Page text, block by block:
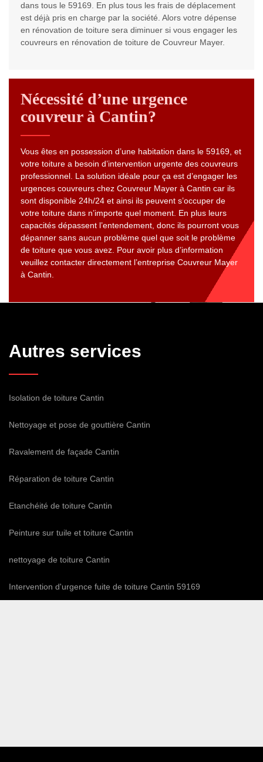
dans tous le 59169. En plus tous les frais de déplacement
est déjà pris en charge par la société. Alors votre dépense
en rénovation de toiture sera diminuer si vous engager les
couvreurs en rénovation de toiture de Couvreur Mayer.
Nécessité d’une urgence
couvreur à Cantin?
Vous êtes en possession d’une habitation dans le 59169, et
votre toiture a besoin d’intervention urgente des couvreurs
professionnel. La solution idéale pour ça est d’engager les
urgences couvreurs chez Couvreur Mayer à Cantin car ils
sont disponible 24h/24 et ainsi ils peuvent s’occuper de
votre toiture dans n’importe quel moment. En plus leurs
capacités dépassent l’entendement, donc ils pourront vous
dépanner sans aucun problème quel que soit le problème
de toiture que vous avez. Pour avoir plus d’information
veuillez contacter directement l’entreprise Couvreur Mayer
à Cantin.
Autres services
Isolation de toiture Cantin
Nettoyage et pose de gouttière Cantin
Ravalement de façade Cantin
Réparation de toiture Cantin
Etanchéité de toiture Cantin
Peinture sur tuile et toiture Cantin
nettoyage de toiture Cantin
Intervention d'urgence fuite de toiture Cantin 59169